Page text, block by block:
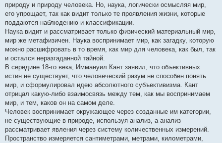
природу и природу человека. Но, наука, логически осмысляя мир,
его упрощает, так как видит только те проявления жизни, которые
поддаются наблюдению и классификации.
Наука видит и рассматривает только физический материальный мир,
мир же метафизичен. Наука воспринимает мир, как загадку, которую
можно расшифровать в то время, как мир для человека, как был, так
и остался неразгаданной тайной.
В середине 18-го века, Иммануил Кант заявил, что объективных
истин не существует, что человеческий разум не способен понять
мир, и сформулировал идею абсолютного субъективизма. Кант
отрицал какую-либо взаимосвязь между тем, как мы воспринимаем
мир, и тем, каков он на самом деле.
Человек воспринимает окружающее через созданные им категории,
не существующие в природе, используя анализ, а анализ
рассматривает явления через систему количественных измерений.
Пространство измеряется сантиметрами, метрами, километрами,